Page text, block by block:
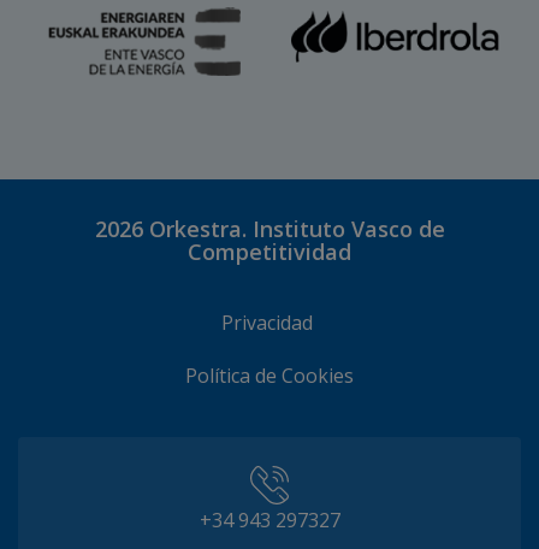
2026 Orkestra. Instituto Vasco de
Competitividad
Privacidad
Política de Cookies
+34 943 297327